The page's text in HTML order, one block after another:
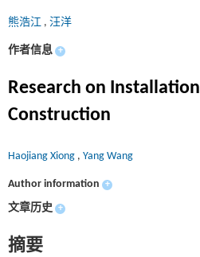
熊浩江 , 汪洋
作者信息 +
Research on
Construction
Haojiang Xiong , Yang Wang
Author information +
文章历史 +
摘要